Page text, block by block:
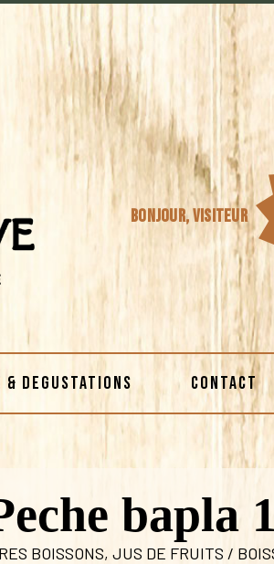
Bonjour,visiteur
& DEGUSTATIONS CONTACT
bapla
BOISSONS,JUS DE FRUITS /